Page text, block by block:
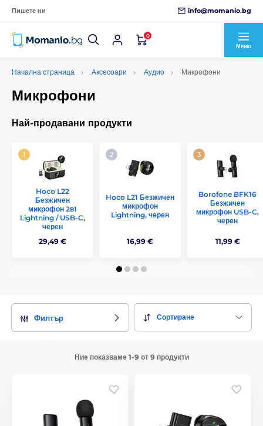
Пишете ни info@momanio.bg
0
Меню
Начална страница Аксесоари Аудио Микрофони
Микрофони
Най-продавани продукти
Hoco L22
Безжичен
микрофон 2в1
Lightning / USB-C,
черен
29,49 €
Hoco L21 Безжичен
микрофон
Lightning, черен
16,99 €
Borofone BFK16
Безжичен
микрофон USB-C,
черен
11,99 €
Филтър Сортиране
Ние показваме 1-9 от 9 продукти